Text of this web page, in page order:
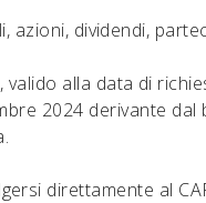
dividendi,
alla data di
2024 derivante
direttamente al